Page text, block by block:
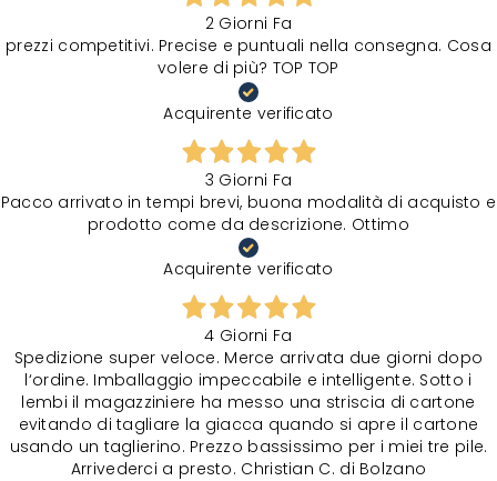
2 Giorni Fa
prezzi competitivi. Precise e puntuali nella consegna. Cosa
volere di più? TOP TOP
Acquirente verificato
3 Giorni Fa
Pacco arrivato in tempi brevi, buona modalità di acquisto e
prodotto come da descrizione. Ottimo
Acquirente verificato
4 Giorni Fa
Spedizione super veloce. Merce arrivata due giorni dopo
l‘ordine. Imballaggio impeccabile e intelligente. Sotto i
lembi il magazziniere ha messo una striscia di cartone
evitando di tagliare la giacca quando si apre il cartone
usando un taglierino. Prezzo bassissimo per i miei tre pile.
Arrivederci a presto. Christian C. di Bolzano